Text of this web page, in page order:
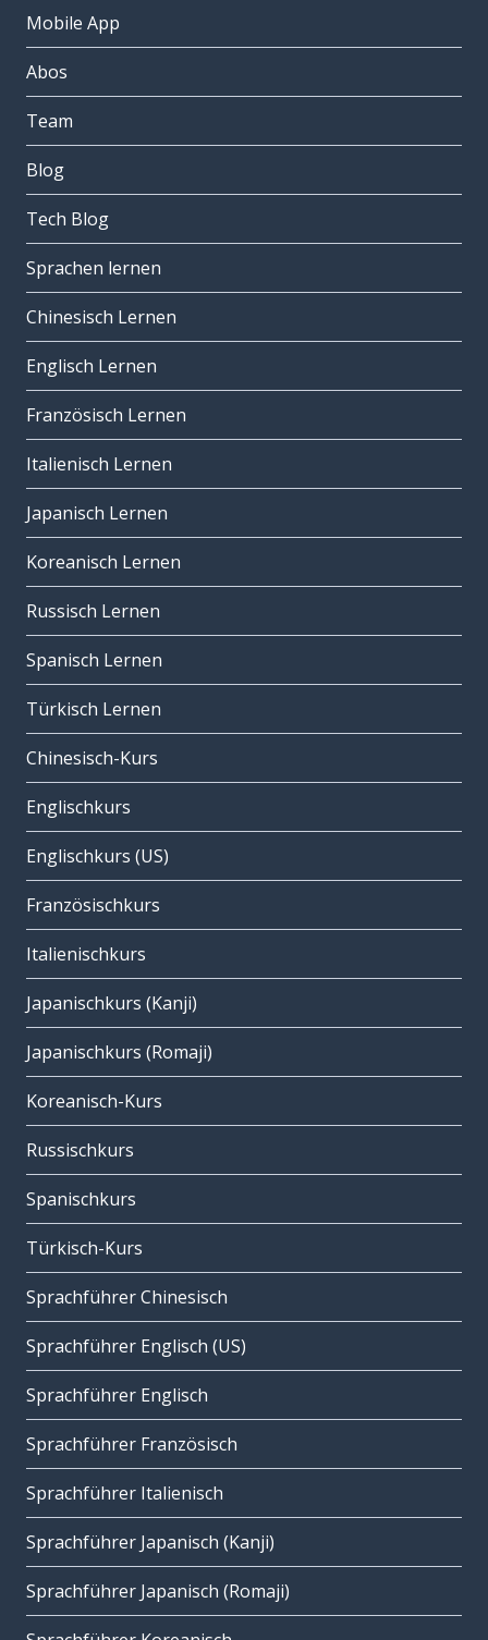
Mobile App
Abos
Team
Blog
Tech Blog
Sprachen lernen
Chinesisch Lernen
Englisch Lernen
Französisch Lernen
Italienisch Lernen
Japanisch Lernen
Koreanisch Lernen
Russisch Lernen
Spanisch Lernen
Türkisch Lernen
Chinesisch-Kurs
Englischkurs
Englischkurs (US)
Französischkurs
Italienischkurs
Japanischkurs (Kanji)
Japanischkurs (Romaji)
Koreanisch-Kurs
Russischkurs
Spanischkurs
Türkisch-Kurs
Sprachführer Chinesisch
Sprachführer Englisch (US)
Sprachführer Englisch
Sprachführer Französisch
Sprachführer Italienisch
Sprachführer Japanisch (Kanji)
Sprachführer Japanisch (Romaji)